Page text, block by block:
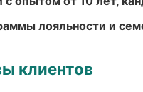
лояльности и
клиентов